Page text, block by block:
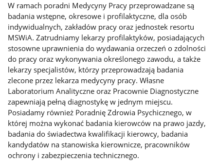
W ramach poradni Medycyny Pracy przeprowadzane są
badania wstępne, okresowe i profilaktyczne, dla osób
indywidualnych, zakładów pracy oraz jednostek resortu
MSWiA. Zatrudniamy lekarzy profilaktyków, posiadających
stosowne uprawnienia do wydawania orzeczeń o zdolności
do pracy oraz wykonywania określonego zawodu, a także
lekarzy specjalistów, którzy przeprowadzają badania
zlecone przez lekarza medycyny pracy. Własne
Laboratorium Analityczne oraz Pracownie Diagnostyczne
zapewniają pełną diagnostykę w jednym miejscu.
Posiadamy również Poradnię Zdrowia Psychicznego, w
której można wykonać badania kierowców na prawo jazdy,
badania do świadectwa kwalifikacji kierowcy, badania
kandydatów na stanowiska kierownicze, pracowników
ochrony i zabezpieczenia technicznego.